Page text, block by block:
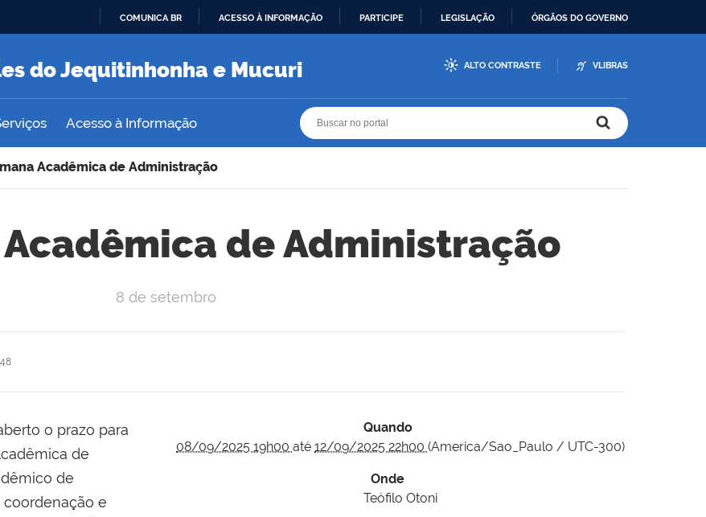
O
COMUNICA BR ACESSO À INFORMAÇÃO PARTICIPE LEGISLAÇÃO ÓRGÃOS DO GOVERNO
do Jequitinhonha e Mucuri ALTO CONTRASTE VLIBRAS
Acesso à Informação
Acadêmica de Administração
Acadêmica de Administração
8 de setembro
Quando
08/09/2025 19h00 até 12/09/2025 22h00 (America/Sao_Paulo / UTC-300)
Onde
Teófilo Otoni
o prazo para
de
de
coordenação e